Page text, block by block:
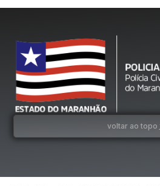
voltar ao topo